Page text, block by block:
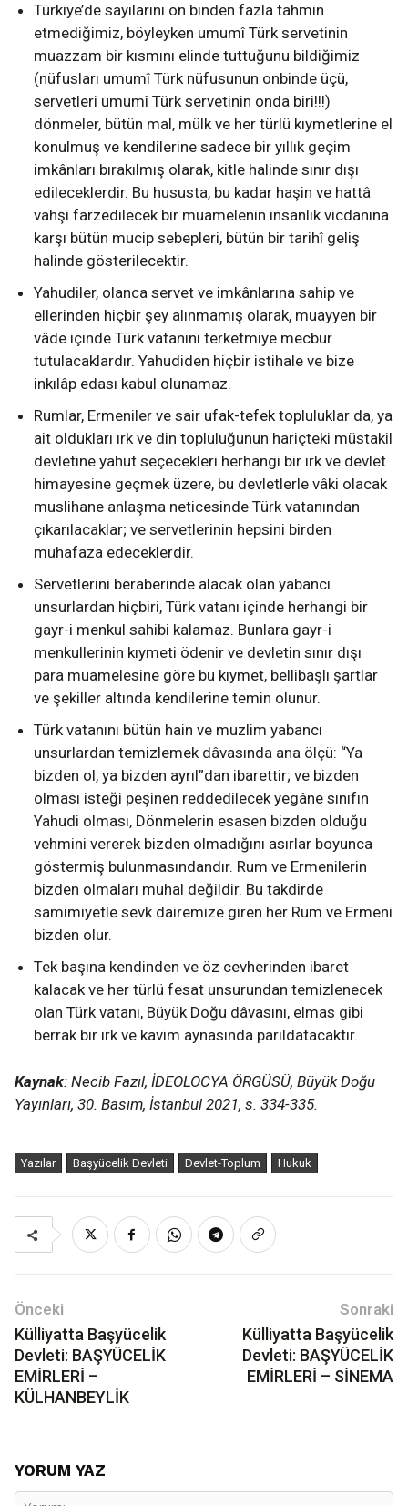
Türkiye’de sayılarını on binden fazla tahmin
etmediğimiz, böyleyken umumî Türk servetinin
muazzam bir kısmını elinde tuttuğunu bildiğimiz
(nüfusları umumî Türk nüfusunun onbinde üçü,
servetleri umumî Türk servetinin onda biri!!!)
dönmeler, bütün mal, mülk ve her türlü kıymetlerine el
konulmuş ve kendilerine sadece bir yıllık geçim
imkânları bırakılmış olarak, kitle halinde sınır dışı
edileceklerdir. Bu hususta, bu kadar haşin ve hattâ
vahşi farzedilecek bir muamelenin insanlık vicdanına
karşı bütün mucip sebepleri, bütün bir tarihî geliş
halinde gösterilecektir.
Yahudiler, olanca servet ve imkânlarına sahip ve
ellerinden hiçbir şey alınmamış olarak, muayyen bir
vâde içinde Türk vatanını terketmiye mecbur
tutulacaklardır. Yahudiden hiçbir istihale ve bize
inkılâp edası kabul olunamaz.
Rumlar, Ermeniler ve sair ufak-tefek topluluklar da, ya
ait oldukları ırk ve din topluluğunun hariçteki müstakil
devletine yahut seçecekleri herhangi bir ırk ve devlet
himayesine geçmek üzere, bu devletlerle vâki olacak
muslihane anlaşma neticesinde Türk vatanından
çıkarılacaklar; ve servetlerinin hepsini birden
muhafaza edeceklerdir.
Servetlerini beraberinde alacak olan yabancı
unsurlardan hiçbiri, Türk vatanı içinde herhangi bir
gayr-i menkul sahibi kalamaz. Bunlara gayr-i
menkullerinin kıymeti ödenir ve devletin sınır dışı
para muamelesine göre bu kıymet, bellibaşlı şartlar
ve şekiller altında kendilerine temin olunur.
Türk vatanını bütün hain ve muzlim yabancı
unsurlardan temizlemek dâvasında ana ölçü: “Ya
bizden ol, ya bizden ayrıl”dan ibarettir; ve bizden
olması isteği peşinen reddedilecek yegâne sınıfın
Yahudi olması, Dönmelerin esasen bizden olduğu
vehmini vererek bizden olmadığını asırlar boyunca
göstermiş bulunmasındandır. Rum ve Ermenilerin
bizden olmaları muhal değildir. Bu takdirde
samimiyetle sevk dairemize giren her Rum ve Ermeni
bizden olur.
Tek başına kendinden ve öz cevherinden ibaret
kalacak ve her türlü fesat unsurundan temizlenecek
olan Türk vatanı, Büyük Doğu dâvasını, elmas gibi
berrak bir ırk ve kavim aynasında parıldatacaktır.
Kaynak: Necib Fazıl, İDEOLOCYA ÖRGÜSÜ, Büyük Doğu
Yayınları, 30. Basım, İstanbul 2021, s. 334-335.
Yazılar Başyücelik Devleti Devlet-Toplum Hukuk
Önceki
Külliyatta Başyücelik
Devleti: BAŞYÜCELİK
EMİRLERİ –
KÜLHANBEYLİK
Sonraki
Külliyatta Başyücelik
Devleti: BAŞYÜCELİK
EMİRLERİ – SİNEMA
YORUM YAZ